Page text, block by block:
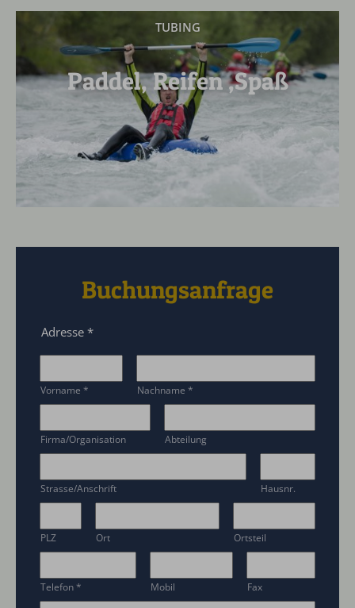
TUBING
Paddel, Reifen ,Spaß
Buchungsanfrage
Adresse*
Vorname * Nachname *
Firma/Organisation Abteilung
Strasse/Anschrift Hausnr.
PLZ Ort Ortsteil
Telefon* Mobil Fax